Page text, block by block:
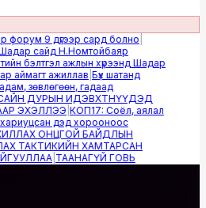
форум 9 дүгээр сард болно|
сайд Н.Номтойбаяр
бэлтгэл ажлын хүрээнд Шадар
ажиллав|Бүх шатанд
зөвлөгөөн, гадаад
ДУРЫН ИДЭВХТНҮҮДЭД
ЭХЭЛЛЭЭ|КОП17: Соёл, аялал
дэд хорооноос
ОНЦГОЙ БАЙДЛЫН
ТАКТИКИЙН ХАМТАРСАН
|ТААНАГҮЙ ГОВЬ